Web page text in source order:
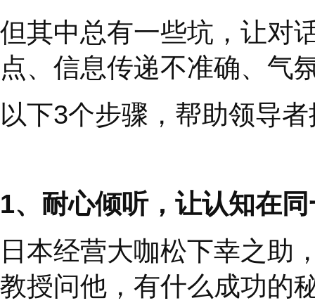
随着包容型领导力的
理风格、授权方式、
涉猎中。使得领导者
但其中总有一些坑，
点、信息传递不准确